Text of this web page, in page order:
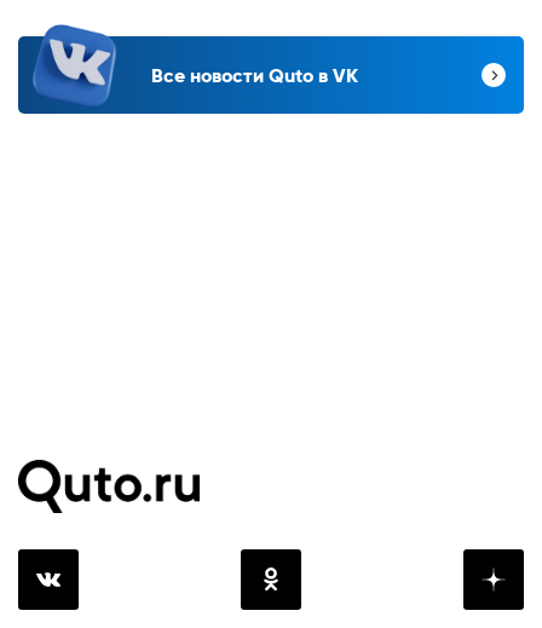
Все новости Quto в VK